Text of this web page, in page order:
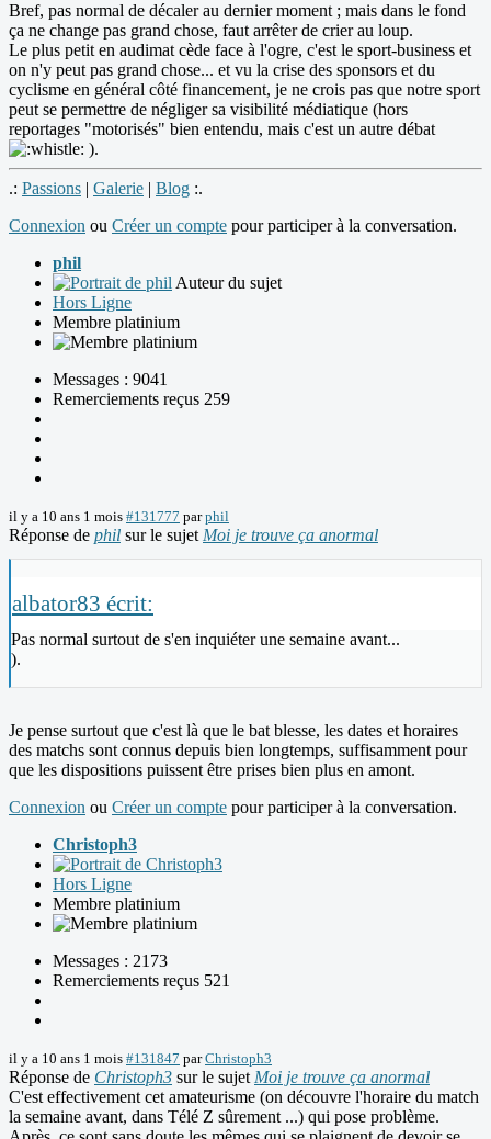
Bref, pas normal de décaler au dernier moment ; mais dans le fond
ça ne change pas grand chose, faut arrêter de crier au loup.
Le plus petit en audimat cède face à l'ogre, c'est le sport-business et
on n'y peut pas grand chose... et vu la crise des sponsors et du
cyclisme en général côté financement, je ne crois pas que notre sport
peut se permettre de négliger sa visibilité médiatique (hors
reportages "motorisés" bien entendu, mais c'est un autre débat
).
.: Passions | Galerie | Blog :.
Connexion ou Créer un compte pour participer à la conversation.
phil
Auteur du sujet
Hors Ligne
Membre platinium
Messages : 9041
Remerciements reçus 259
il y a 10 ans 1 mois #131777 parphil
Réponse de phil sur le sujet Moi je trouve ça anormal
albator83 écrit:
Pas normal surtout de s'en inquiéter une semaine avant...
).
Je pense surtout que c'est là que le bat blesse, les dates et horaires
des matchs sont connus depuis bien longtemps, suffisamment pour
que les dispositions puissent être prises bien plus en amont.
Connexion ou Créer un compte pour participer à la conversation.
Christoph3
Hors Ligne
Membre platinium
Messages : 2173
Remerciements reçus 521
il y a 10 ans 1 mois #131847 parChristoph3
Réponse de Christoph3 sur le sujet Moi je trouve ça anormal
C'est effectivement cet amateurisme (on découvre l'horaire du match
la semaine avant, dans Télé Z sûrement ...) qui pose problème.